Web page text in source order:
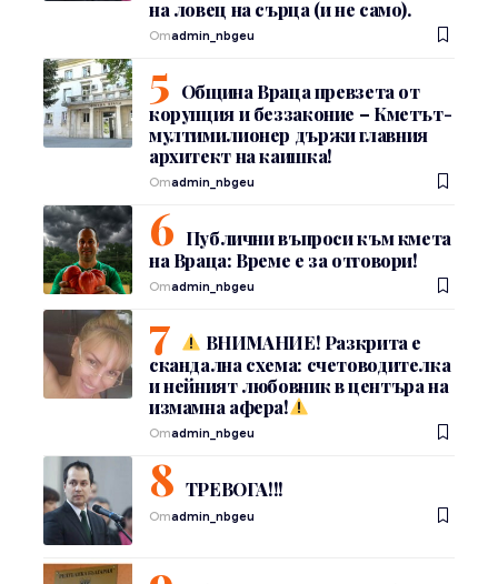
на ловец на сърца (и не само).
Отadmin_nbgeu
Община Враца превзета от
корупция и беззаконие – Кметът-
мултимилионер държи главния
архитект на каишка!
Отadmin_nbgeu
Публични въпроси към кмета
на Враца: Време е за отговори!
Отadmin_nbgeu
ВНИМАНИЕ! Разкрита е
скандална схема: счетоводителка
и нейният любовник в центъра на
измамна афера!
Отadmin_nbgeu
ТРЕВОГА!!!
Отadmin_nbgeu